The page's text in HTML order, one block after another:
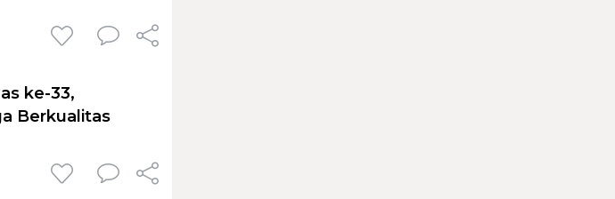
ke-33,
Berkualitas